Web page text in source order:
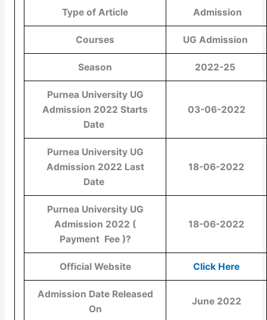
Type of Article Admission
Courses UG Admission
Season 2022-25
Purnea University UG
Admission 2022 Starts
Date
03-06-2022
Purnea University UG
Admission 2022 Last
Date
18-06-2022
Purnea University UG
Admission 2022 (
Payment Fee )?
18-06-2022
Official Website Click Here
Admission Date Released
On
June 2022